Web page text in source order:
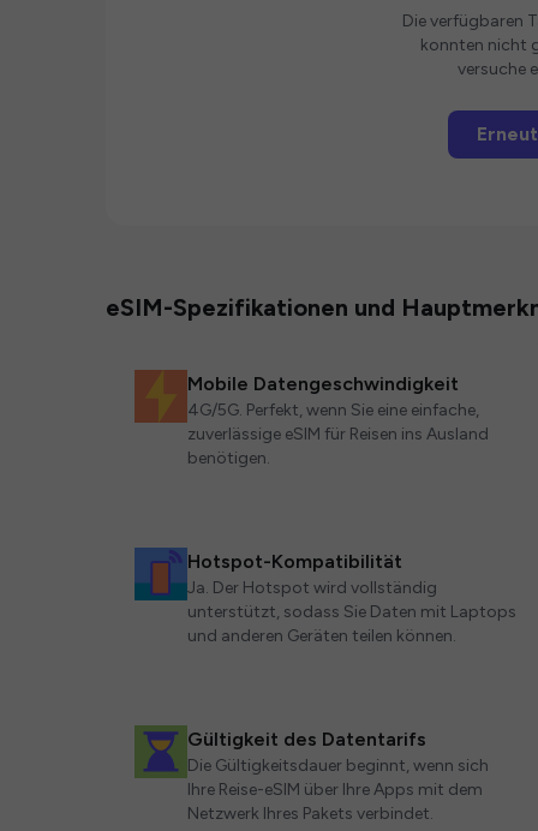
Die verfügbaren
konnten nicht
versuche
eSIM-Spezifikationen und
Mobile Datengeschwindigkeit
4G/5G. Perfekt, wenn Sie eine einfache,
zuverlässige eSIM für Reisen ins Ausland
benötigen.
Hotspot-Kompatibilität
Ja. Der Hotspot wird vollständig
unterstützt, sodass Sie Daten mit Laptops
und anderen Geräten teilen können.
Gültigkeit des Datentarifs
Die Gültigkeitsdauer beginnt, wenn sich
Ihre Reise-eSIM über Ihre Apps mit dem
Netzwerk Ihres Pakets verbindet.